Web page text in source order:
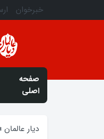
خبرخوان
صفحه
اصلی
دیار عالمان